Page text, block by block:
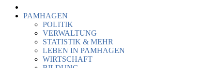
PAMHAGEN
POLITIK
VERWALTUNG
STATISTIK & MEHR
LEBEN IN PAMHAGEN
WIRTSCHAFT